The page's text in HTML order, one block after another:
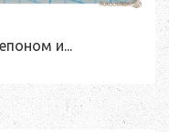
и...